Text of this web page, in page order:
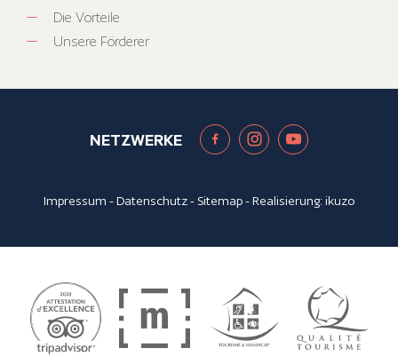
Die Vorteile
Unsere Förderer
NETZWERKE
Impressum -Datenschutz- Sitemap- Realisierung:ikuzo